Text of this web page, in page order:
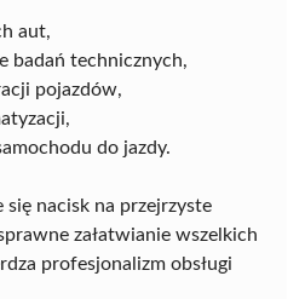
aut,
badań technicznych,
pojazdów,
do jazdy.
się nacisk na przejrzyste
załatwianie wszelkich
profesjonalizm obsługi